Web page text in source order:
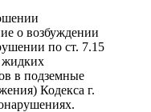
о возбуждении
по ст. 7.15
жидких
в подземные
Кодекса г.